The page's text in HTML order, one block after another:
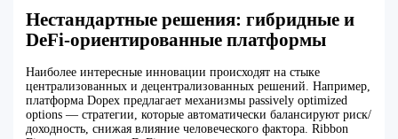
Нестандартные решения: гибридные и
DeFi-ориентированные платформы
Наиболее интересные инновации происходят на стыке
централизованных и децентрализованных решений. Например,
платформа Dopex предлагает механизмы passively optimized
options — стратегии, которые автоматически балансируют риск/
доходность, снижая влияние человеческого фактора. Ribbon